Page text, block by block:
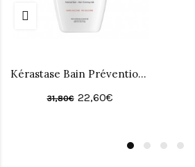
Kérastase Bain Prévention 250 ML
31,80€ 22,60€